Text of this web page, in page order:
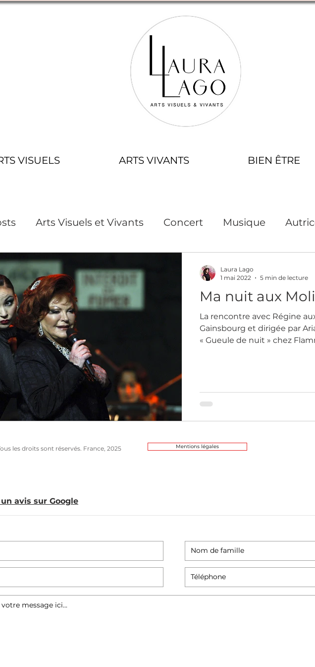
VISUELS ARTS VIVANTS BIEN ÊTRE
Arts Visuels et Vivants Concert Musique
Pilates, cours Privés et collectifs
Création Photographe Paris Art print Paris
visage Danse Action pour les droits des femmes
Vidéaste Cours en ligne Création de contenu visuel
Paris Artiste auteure plasticienne Yoga du
Ma nuit aux
La rencontre avec Régine
Gainsbourg et dirigée par
« Gueule de nuit » chez
Laura Lago
1 mai 2022
5 min de lecture
les droits sont réservés. France, 2025 Mentions légales
avis sur Google